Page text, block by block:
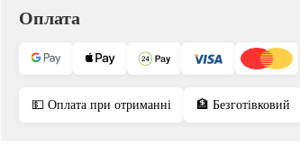
Оплата
💵 Оплата при отриманні 🏦 Безготівковий